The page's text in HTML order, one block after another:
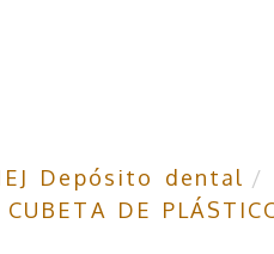
Depósito dental
CUBETA DE